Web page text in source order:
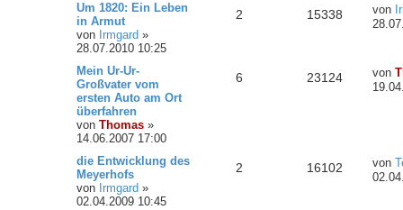
Um 1820: Ein Leben
in Armut
von Irmgard »
28.07.2010 10:25
2 15338 von
Mein Ur-Ur-
Großvater vom
ersten Auto am Ort
überfahren
von Thomas »
14.06.2007 17:00
6 23124 von
die Entwicklung des
Meyerhofs
von Irmgard »
02.04.2009 10:45
2 16102 von